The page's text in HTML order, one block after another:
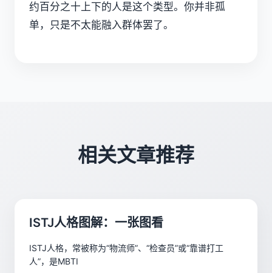
约百分之十上下的人是这个类型。你并非孤
单，只是不太能融入群体罢了。
相关文章推荐
ISTJ人格图解：一张图看
ISTJ人格，常被称为“物流师”、“检查员”或“靠谱打工
人”，是MBTI